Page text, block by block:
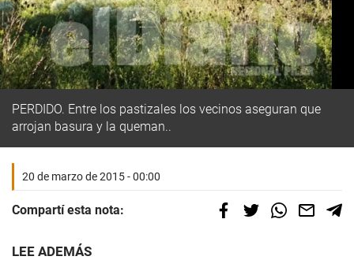
PERDIDO. Entre los pastizales los vecinos aseguran que
arrojan basura y la queman..
20 de marzo de 2015 - 00:00
Compartí esta nota:
LEE ADEMÁS